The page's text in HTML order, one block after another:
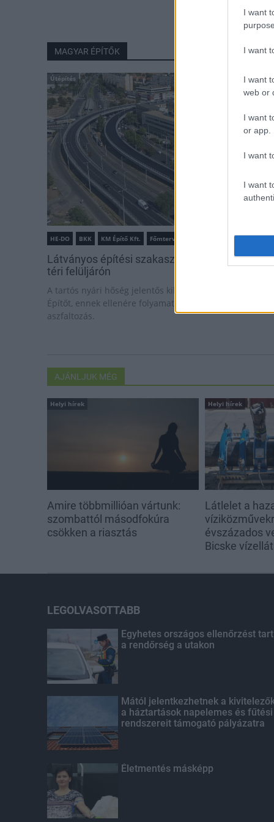
I want
I want
I want
web or
I want
or app.
I want
I want
MAGYAR ÉPÍTŐK
Útépítés
HE-DO BKK KM Építő Kft. Főmterv Mérnöki Tervező Zrt.
Látványos építési szakasz indult be a Flórián
téri felüljárón
A tartós nyári hőség jelentős kihívás elé állítja a KM
Építőt, ennek ellenére folyamatosan halad az
aszfaltozás.
AJÁNLJUK MÉG
Helyi hírek
Amire többmillióan vártunk:
szombattól másodfokúra
csökken a riasztás
Helyi hírek
Látlelet a
évszázados
Bicske
LEGOLVASOTTABB
Egyhetes országos ellenőrzést tart
a rendőrség a utakon
Mától jelentkezhetnek a
a háztartások napelemes és fűtési
rendszereit támogató pályázatra
Életmentés másképp